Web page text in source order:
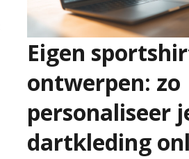
Eigen
ontwerpen: zo
personaliseer
dartkleding